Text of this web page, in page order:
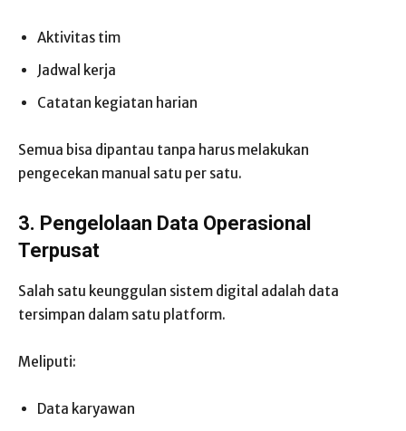
Aktivitas tim
Jadwal kerja
Catatan kegiatan harian
Semua bisa dipantau tanpa harus melakukan
pengecekan manual satu per satu.
3. Pengelolaan Data Operasional
Terpusat
Salah satu keunggulan sistem digital adalah data
tersimpan dalam satu platform.
Meliputi:
Data karyawan